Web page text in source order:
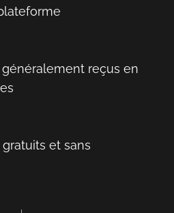
généralement reçus en
et sans